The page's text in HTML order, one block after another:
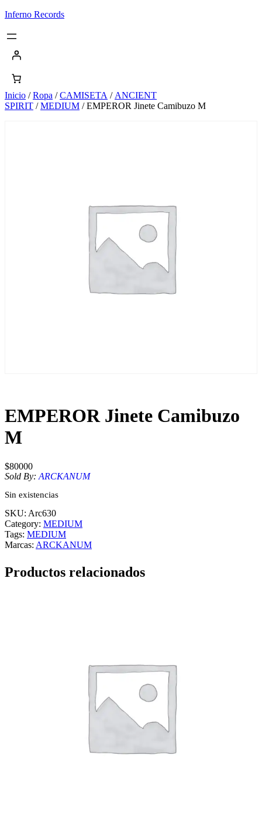
Saltar
contenido
Inferno Records
Inicio /Ropa /CAMISETA / ANCIENT
SPIRIT /MEDIUM / EMPEROR Jinete Camibuzo M
EMPEROR Jinete Camibuzo
M
$80000
Sold By: ARCKANUM
Sin existencias
SKU: Arc630
Category: MEDIUM
Tags: MEDIUM
Marcas: ARCKANUM
Productos relacionados